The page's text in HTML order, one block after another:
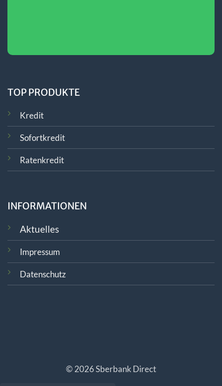
TOP PRODUKTE
Kredit
Sofortkredit
Ratenkredit
INFORMATIONEN
Aktuelles
Impressum
Datenschutz
© 2026 Sberbank Direct